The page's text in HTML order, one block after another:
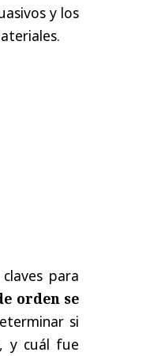
y los
para
orden se
si
y cuál fue